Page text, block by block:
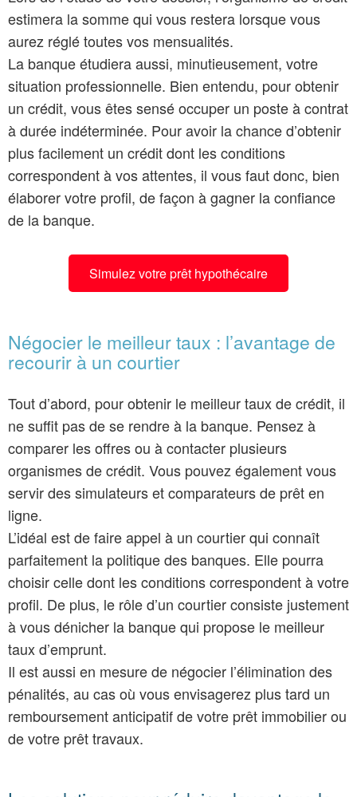
estimera la somme qui vous restera lorsque vous
aurez réglé toutes vos mensualités.
La banque étudiera aussi, minutieusement, votre
situation professionnelle. Bien entendu, pour obtenir
un crédit, vous êtes sensé occuper un poste à contrat
à durée indéterminée. Pour avoir la chance d’obtenir
plus facilement un crédit dont les conditions
correspondent à vos attentes, il vous faut donc, bien
élaborer votre profil, de façon à gagner la confiance
de la banque.
Simulez votre prêt hypothécaire
Négocier le meilleur taux : l’avantage de
recourir à un courtier
Tout d’abord, pour obtenir le meilleur taux de crédit, il
ne suffit pas de se rendre à la banque. Pensez à
comparer les offres ou à contacter plusieurs
organismes de crédit. Vous pouvez également vous
servir des simulateurs et comparateurs de prêt en
ligne.
L’idéal est de faire appel à un courtier qui connaît
parfaitement la politique des banques. Elle pourra
choisir celle dont les conditions correspondent à votre
profil. De plus, le rôle d’un courtier consiste justement
à vous dénicher la banque qui propose le meilleur
taux d’emprunt.
Il est aussi en mesure de négocier l’élimination des
pénalités, au cas où vous envisagerez plus tard un
remboursement anticipatif de votre prêt immobilier ou
de votre prêt travaux.